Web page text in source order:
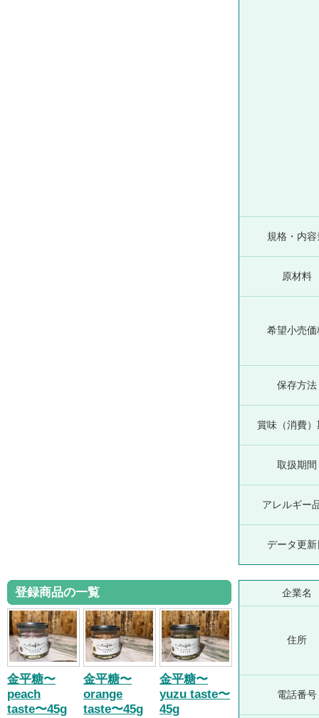
規格・内容
原材料
希望小売価
保存方法
賞味（消費）
取扱期間
アレルギー
データ更新
登録商品の一覧
金平糖〜
peach
taste〜45g
金平糖〜
orange
taste〜45g
金平糖〜
yuzu taste〜
45g
企業名
住所
電話番号